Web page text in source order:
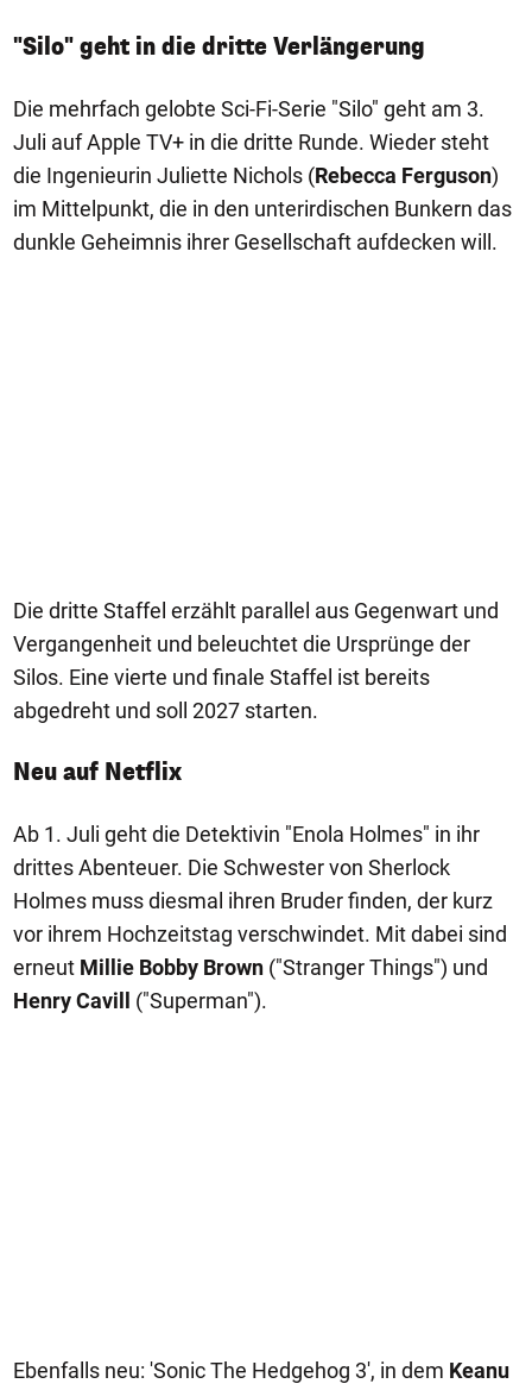
"Silo" geht in die dritte Verlängerung
Die mehrfach gelobte Sci-Fi-Serie "Silo" geht am 3.
Juli auf Apple TV+ in die dritte Runde. Wieder steht
die Ingenieurin Juliette Nichols (Rebecca Ferguson)
im Mittelpunkt, die in den unterirdischen Bunkern das
dunkle Geheimnis ihrer Gesellschaft aufdecken will.
Die dritte Staffel erzählt parallel aus Gegenwart und
Vergangenheit und beleuchtet die Ursprünge der
Silos. Eine vierte und finale Staffel ist bereits
abgedreht und soll 2027 starten.
Neu auf Netflix
Ab 1. Juli geht die Detektivin "Enola Holmes" in ihr
drittes Abenteuer. Die Schwester von Sherlock
Holmes muss diesmal ihren Bruder finden, der kurz
vor ihrem Hochzeitstag verschwindet. Mit dabei sind
erneut Millie Bobby Brown ("Stranger Things") und
Henry Cavill
("Superman").
Ebenfalls neu: 'Sonic The Hedgehog 3', in dem Keanu